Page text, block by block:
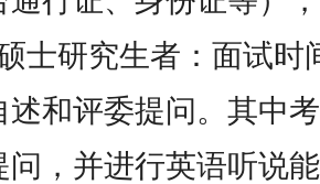
硕士研究生者：面试
述和评委提问。其中
问，并进行英语听说